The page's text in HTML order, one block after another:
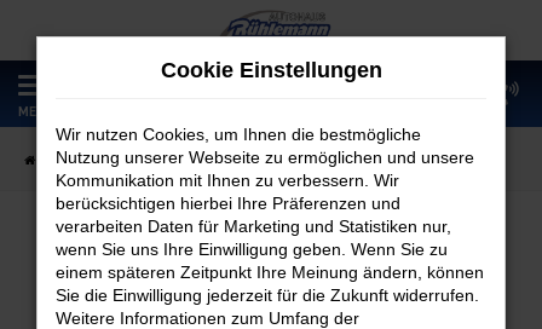
Zum
Hauptinhalt
springen
MENÜ
Startseite Fahrzeugangebote Fahrzeugmarkt
Fahrzeugmarkt
Cookie Einstellungen
Wir nutzen Cookies, um Ihnen die bestmögliche
Nutzung unserer Webseite zu ermöglichen und unsere
Kommunikation mit Ihnen zu verbessern. Wir
berücksichtigen hierbei Ihre Präferenzen und
verarbeiten Daten für Marketing und Statistiken nur,
wenn Sie uns Ihre Einwilligung geben. Wenn Sie zu
einem späteren Zeitpunkt Ihre Meinung ändern, können
Sie die Einwilligung jederzeit für die Zukunft widerrufen.
Weitere Informationen zum Umfang der